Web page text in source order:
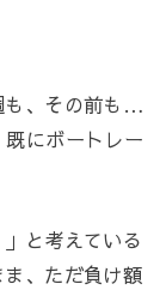
も、その前も…
にボートレー
と考えている
、ただ負け額